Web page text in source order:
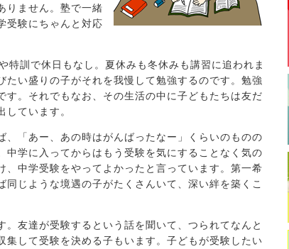
りません。塾で一緒
受験にちゃんと対応
特訓で休日もなし。夏休みも冬休みも講習に追われま
い盛りの子がそれを我慢して勉強するのです。勉強
。それでもなお、その生活の中に子どもたちは友だ
ています。
、「あー、あの時はがんばったなー」くらいのものの
中学に入ってからはもう受験を気にすることなく気の
中学受験をやってよかったと言っています。第一希
じような境遇の子がたくさんいて、深い絆を築くこ
友達が受験するという話を聞いて、つられてなんと
集して受験を決める子もいます。子どもが受験したい